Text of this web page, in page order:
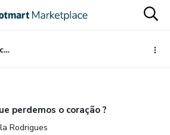
Por que perdemos o coração ?
perdemos o coração ?
Rodrigues